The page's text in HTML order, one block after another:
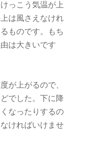
っこう気温が上
は風さえなけれ
ものです。もち
は大きいです
が上がるので、
でした。下に降
なったりするの
ければいけませ